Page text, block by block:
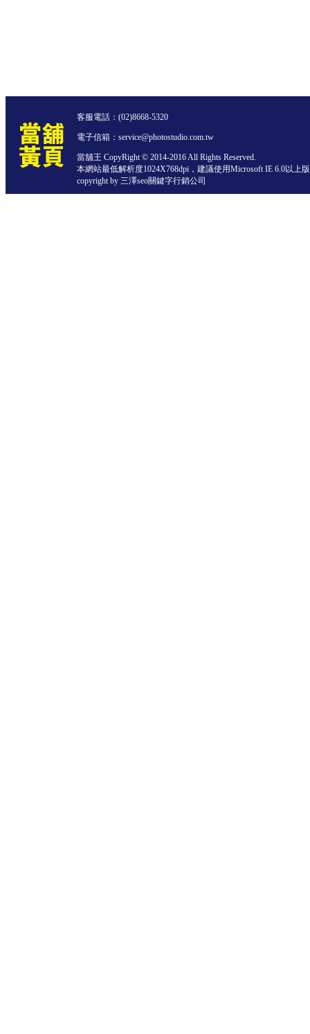
客服電話： (02)8668-5320
電子信箱：service@photostudio.com.tw
當舖王 CopyRight © 2014-2016 All Rights Reserved.
本網站最低解析度1024X768dpi，建議使用Microsoft IE 6.0以上
copyright by 三澤seo關鍵字行銷公司